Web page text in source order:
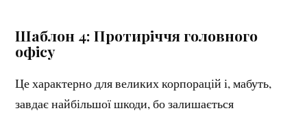
Шаблон 4: Протиріччя головного
офісу
Це характерно для великих корпорацій і, мабуть,
завдає найбільшої шкоди, бо залишається